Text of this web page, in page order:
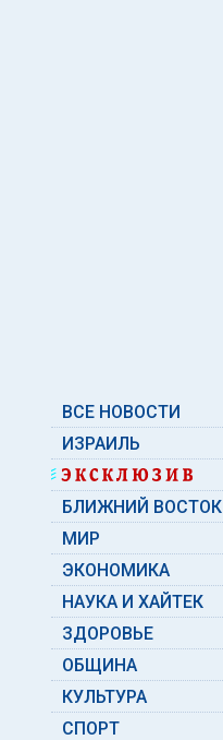
ВСЕ НОВОСТИ
ИЗРАИЛЬ
БЛИЖНИЙ ВОСТОК
МИР
ЭКОНОМИКА
НАУКА И ХАЙТЕК
ЗДОРОВЬЕ
ОБЩИНА
КУЛЬТУРА
СПОРТ